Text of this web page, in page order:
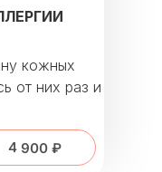
кожных
от них раз и
4 900 ₽